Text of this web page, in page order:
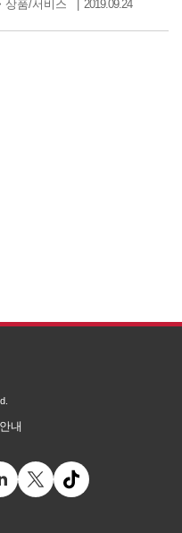
상품/서비스 2019.09.24
내